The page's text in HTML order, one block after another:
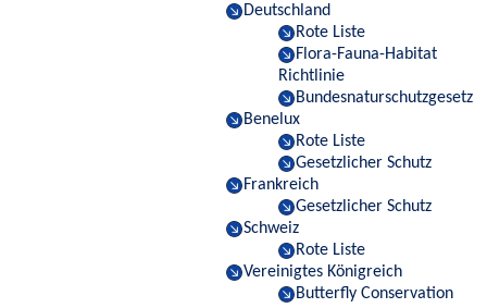
Deutschland
Rote Liste
Flora-Fauna-Habitat
Richtlinie
Bundesnaturschutzgesetz
Benelux
Rote Liste
Gesetzlicher Schutz
Frankreich
Gesetzlicher Schutz
Schweiz
Rote Liste
Vereinigtes Königreich
Butterfly Conservation